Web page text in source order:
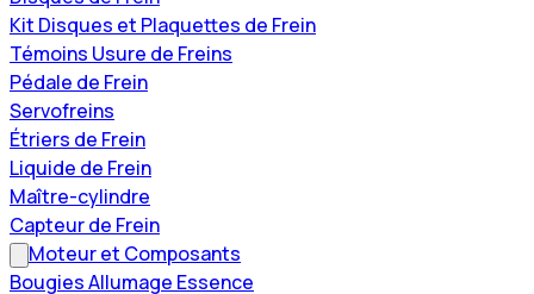
Kit Disques et Plaquettes de Frein
Témoins Usure de Freins
Pédale de Frein
Servofreins
Étriers de Frein
Liquide de Frein
Maître-cylindre
Capteur de Frein
Moteur et Composants
Bougies Allumage Essence